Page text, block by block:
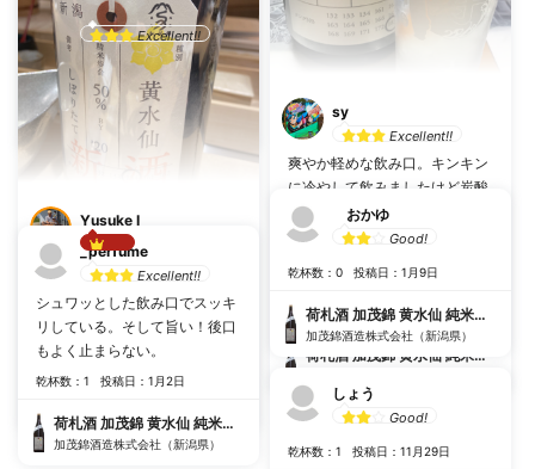
きざ@
Excellent!!
乾杯数：0 投稿日：8月11日
荷札酒 加茂錦 黄水仙 純米大吟醸 生
加茂錦酒造株式会社（新潟県）
sy
Excellent!!
爽やか軽めな飲み口。キンキン
に冷やして飲みましたけど炭酸
感は感じず、さらっと飲めまし
た。あっという間に半分なくな
ビックリ！！
乾杯数：7 投稿日：6月13日
荷札酒 加茂錦 黄水仙 純米大吟醸 生
Yusuke I
Best!!
スッキリしてるが味わいもしっ
かりあった非常に飲みやすく美
味でした。
乾杯数：5 投稿日：2月12日
加茂錦酒造株式会社（新潟県）
おかゆ
Good!
乾杯数：0 投稿日：1月9日
荷札酒 加茂錦 黄水仙 純米大吟醸 生
加茂錦酒造株式会社（新潟県）
_perfume
Excellent!!
シュワッとした飲み口でスッキ
リしている。そして旨い！後口
もよく止まらない。
乾杯数：1 投稿日：1月2日
荷札酒 加茂錦 黄水仙 純米大吟醸 生
加茂錦酒造株式会社（新潟県）
しょう
Good!
乾杯数：1 投稿日：11月29日